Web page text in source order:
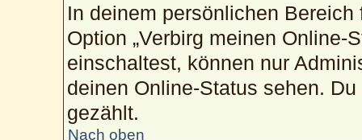
In deinem persönlichen
Option „Verbirg meinen Online-
einschaltest, können nur
deinen Online-Status sehen.
gezählt.
Nach oben